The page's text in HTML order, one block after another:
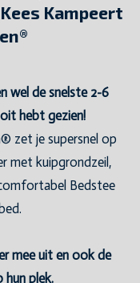
Kampeert
wel de snelste 2-6
hebt gezien!
zet je supersnel op
met kuipgrondzeil,
Bedstee
mee uit en ook de
plek.